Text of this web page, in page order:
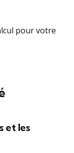
pour votre
et les